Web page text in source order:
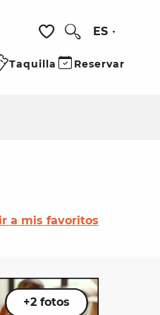
Voir les favoris
ES
Taquilla Reservar
favoris
a mis favoritos
+2 fotos